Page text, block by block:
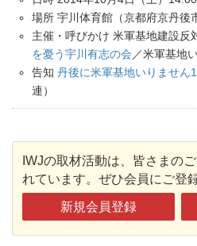
場所 宇川体育館（京都府京丹後
主催・呼びかけ 米軍基地建設反
を憂う宇川有志の会 ／米軍基地
告知 丹後に米軍基地いりません
連）
IWJの取材活動は、皆さまの
れています。ぜひ会員にご登
新規会員登録